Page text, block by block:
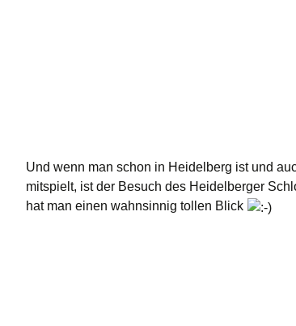
Und wenn man schon in Heidelberg ist und
mitspielt, ist der Besuch des Heidelberger
hat man einen wahnsinnig tollen Blick